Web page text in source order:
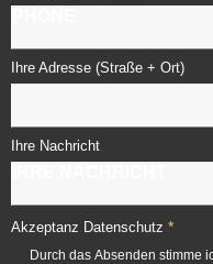
Ihre Adresse (Straße + Ort)
Ihre Nachricht
Akzeptanz Datenschutz *
Durch das Absenden stimme